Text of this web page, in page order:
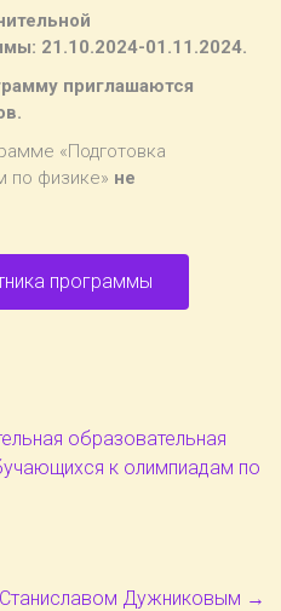
21.10.2024-01.11.2024.
приглашаются
«Подготовка
по физике» не
программы
образовательная
к олимпиадам по
Дужниковым →